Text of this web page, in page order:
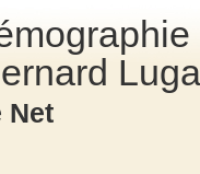
Net